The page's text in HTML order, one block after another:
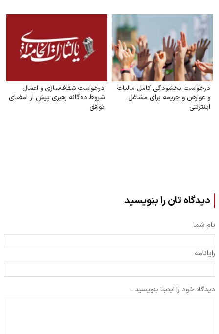
درخواست بخشودگی کامل مالیات
و عوارض و جریمه برای مشاغل
اینترنتی
درخواست شفاف‌سازی و اعمال
شروط ده‌گانه رهبری پیش از امضای
توافق
دیدگاه تان را بنویسید
نام شما
رایانامه
دیدگاه خود را اینجا بنویسید :